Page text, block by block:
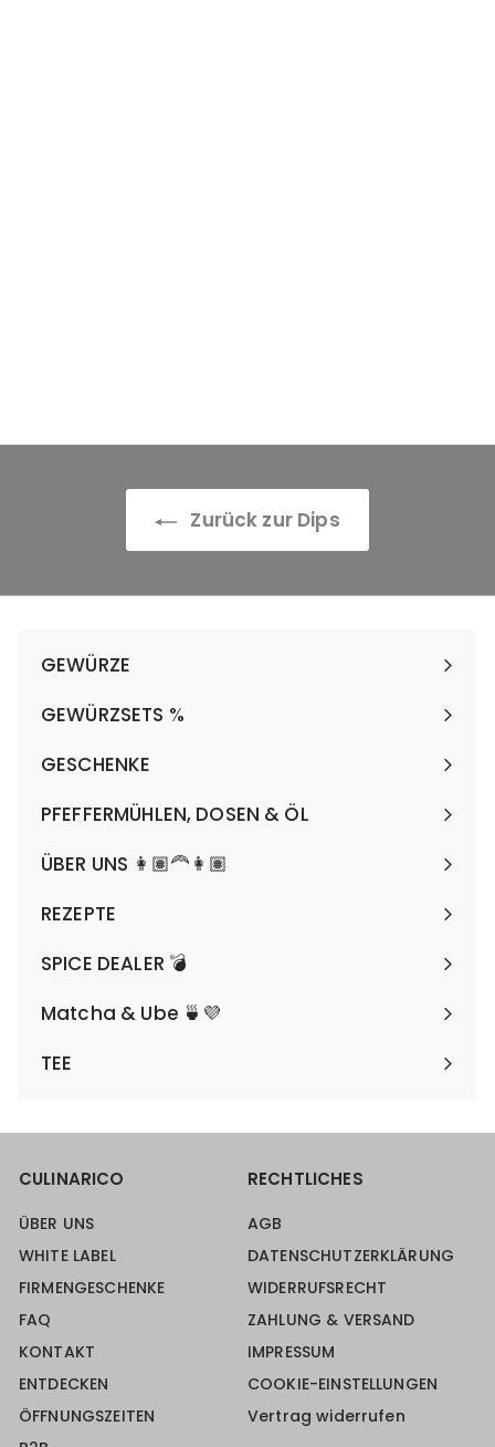
€
Zurück zur Dips
GEWÜRZE
Menü
maximieren
GEWÜRZSETS %
Menü
maximieren
GESCHENKE
Menü
maximieren
PFEFFERMÜHLEN, DOSEN & ÖL
Menü
maximieren
ÜBER UNS 👩🏽‍🦰👩🏽
REZEPTE
SPICE DEALER 💣
Matcha & Ube 🍵💜
TEE
CULINARICO
ÜBER UNS
WHITE LABEL
FIRMENGESCHENKE
FAQ
KONTAKT
ENTDECKEN
ÖFFNUNGSZEITEN
RECHTLICHES
AGB
DATENSCHUTZERKLÄRUNG
WIDERRUFSRECHT
ZAHLUNG & VERSAND
IMPRESSUM
COOKIE-EINSTELLUNGEN
Vertrag widerrufen